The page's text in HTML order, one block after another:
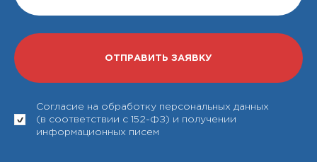
Согласие на обработку персональных данных
(в соответствии с 152-ФЗ) и получении
информационных писем